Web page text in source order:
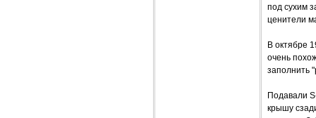
под сухим
ценители
В октябре
очень
заполнить
Подавали
крышу